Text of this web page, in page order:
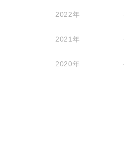
2022年
2021年
2020年